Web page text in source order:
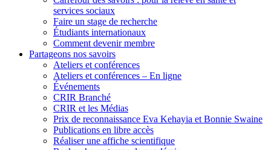
services sociaux
Faire un stage de recherche
Étudiants internationaux
Comment devenir membre
Partageons nos savoirs
Ateliers et conférences
Ateliers et conférences – En ligne
Événements
CRIR Branché
CRIR et les Médias
Prix de reconnaissance Eva Kehayia et Bonnie Swaine
Publications en libre accès
Réaliser une affiche scientifique